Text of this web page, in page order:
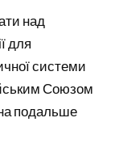
над
для
системи
Союзом
подальше